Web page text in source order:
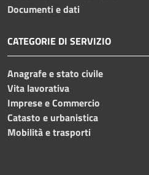
Documenti e dati
CATEGORIE DI SERVIZIO
Anagrafe e stato civile
Vita lavorativa
Imprese e Commercio
Catasto e urbanistica
Mobilità e trasporti